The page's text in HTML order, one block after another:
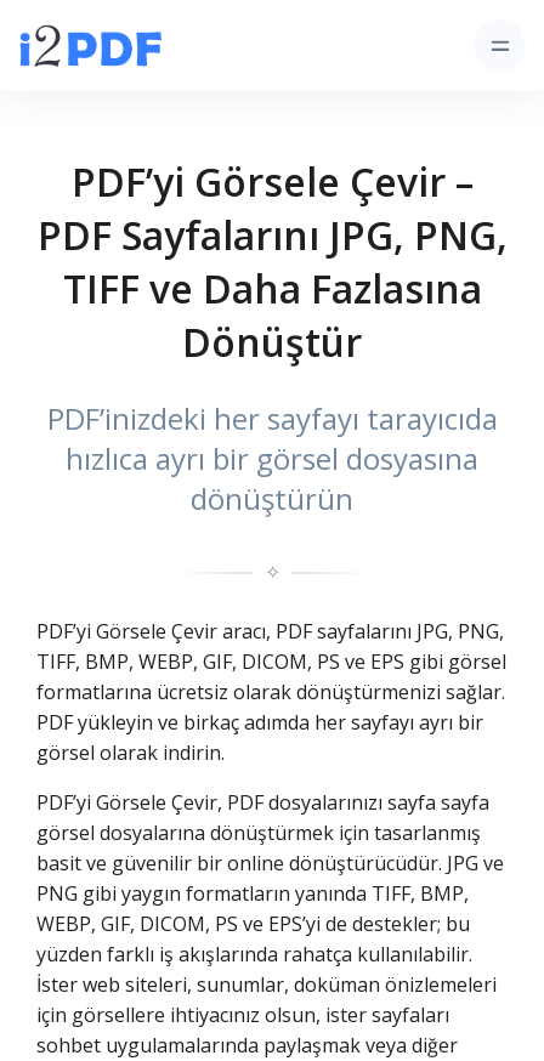
PDF’yi Görsele Çevir –
PDF Sayfalarını JPG, PNG,
TIFF ve Daha Fazlasına
Dönüştür
PDF’inizdeki her sayfayı tarayıcıda
hızlıca ayrı bir görsel dosyasına
dönüştürün
✧
PDF’yi Görsele Çevir aracı, PDF sayfalarını JPG, PNG,
TIFF, BMP, WEBP, GIF, DICOM, PS ve EPS gibi görsel
formatlarına ücretsiz olarak dönüştürmenizi sağlar.
PDF yükleyin ve birkaç adımda her sayfayı ayrı bir
görsel olarak indirin.
PDF’yi Görsele Çevir, PDF dosyalarınızı sayfa sayfa
görsel dosyalarına dönüştürmek için tasarlanmış
basit ve güvenilir bir online dönüştürücüdür. JPG ve
PNG gibi yaygın formatların yanında TIFF, BMP,
WEBP, GIF, DICOM, PS ve EPS’yi de destekler; bu
yüzden farklı iş akışlarında rahatça kullanılabilir.
İster web siteleri, sunumlar, doküman önizlemeleri
için görsellere ihtiyacınız olsun, ister sayfaları
sohbet uygulamalarında paylaşmak veya diğer